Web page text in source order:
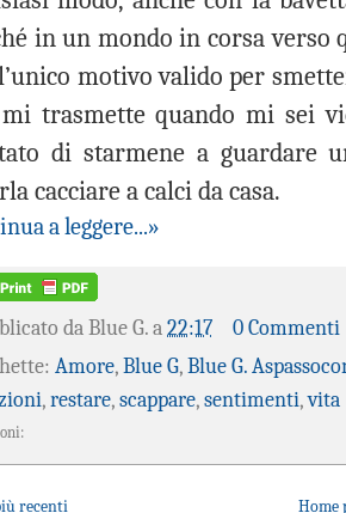
in un mondo in corsa verso
motivo valido per
trasmette quando mi sei
di starmene a guardare
cacciare a calci da casa.
a leggere...»
da Blue G. a 22:17
0 Commenti
Amore, Blue G, Blue G.
, restare, scappare, sentimenti,vita
recenti Home